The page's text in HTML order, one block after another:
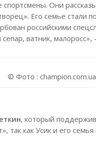
спортсмены. Они
Его семье стали
российскими
ватник,
© Фото : champion.com.ua
, который
так как Усик и его